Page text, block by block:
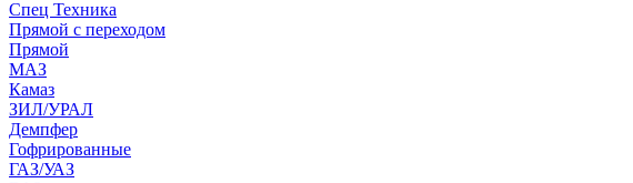
Спец Техника
Прямой с переходом
Прямой
МАЗ
Камаз
ЗИЛ/УРАЛ
Демпфер
Гофрированные
ГАЗ/УАЗ